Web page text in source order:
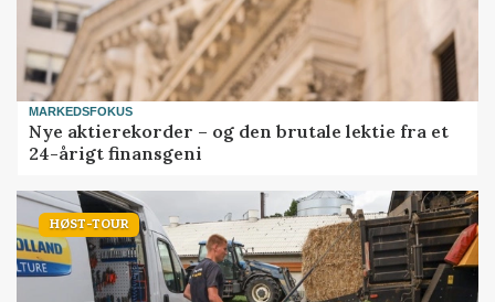
MARKEDSFOKUS
Nye aktierekorder – og den brutale lektie fra et
24-årigt finansgeni
HØST-TOUR